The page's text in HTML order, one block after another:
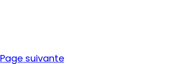
Page suivante